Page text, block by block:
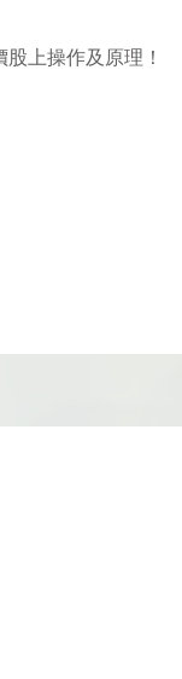
上操作及原理！